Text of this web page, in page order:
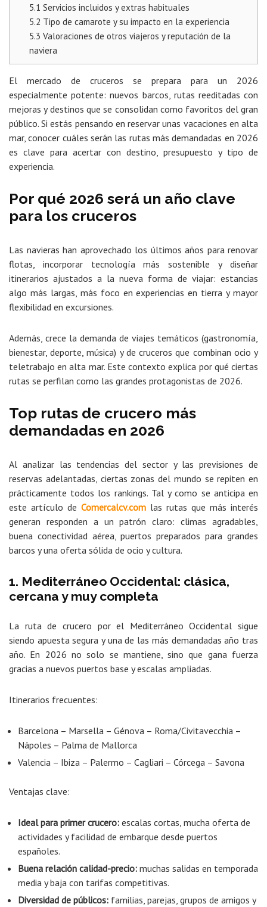
5.1 Servicios incluidos y extras habituales
5.2 Tipo de camarote y su impacto en la experiencia
5.3 Valoraciones de otros viajeros y reputación de la
naviera
El mercado de cruceros se prepara para un 2026
especialmente potente: nuevos barcos, rutas reeditadas con
mejoras y destinos que se consolidan como favoritos del gran
público. Si estás pensando en reservar unas vacaciones en alta
mar, conocer cuáles serán las rutas más demandadas en 2026
es clave para acertar con destino, presupuesto y tipo de
experiencia.
Por qué 2026 será un año clave
para los cruceros
Las navieras han aprovechado los últimos años para renovar
flotas, incorporar tecnología más sostenible y diseñar
itinerarios ajustados a la nueva forma de viajar: estancias
algo más largas, más foco en experiencias en tierra y mayor
flexibilidad en excursiones.
Además, crece la demanda de viajes temáticos (gastronomía,
bienestar, deporte, música) y de cruceros que combinan ocio y
teletrabajo en alta mar. Este contexto explica por qué ciertas
rutas se perfilan como las grandes protagonistas de 2026.
Top rutas de crucero más
demandadas en 2026
Al analizar las tendencias del sector y las previsiones de
reservas adelantadas, ciertas zonas del mundo se repiten en
prácticamente todos los rankings. Tal y como se anticipa en
este artículo de Comercalcv.com las rutas que más interés
generan responden a un patrón claro: climas agradables,
buena conectividad aérea, puertos preparados para grandes
barcos y una oferta sólida de ocio y cultura.
1. Mediterráneo Occidental: clásica,
cercana y muy completa
La ruta de crucero por el Mediterráneo Occidental sigue
siendo apuesta segura y una de las más demandadas año tras
año. En 2026 no solo se mantiene, sino que gana fuerza
gracias a nuevos puertos base y escalas ampliadas.
Itinerarios frecuentes:
Barcelona – Marsella – Génova – Roma/Civitavecchia –
Nápoles – Palma de Mallorca
Valencia – Ibiza – Palermo – Cagliari – Córcega – Savona
Ventajas clave:
Ideal para primer crucero: escalas cortas, mucha oferta de
actividades y facilidad de embarque desde puertos
españoles.
Buena relación calidad-precio: muchas salidas en temporada
media y baja con tarifas competitivas.
Diversidad de públicos: familias, parejas, grupos de amigos y